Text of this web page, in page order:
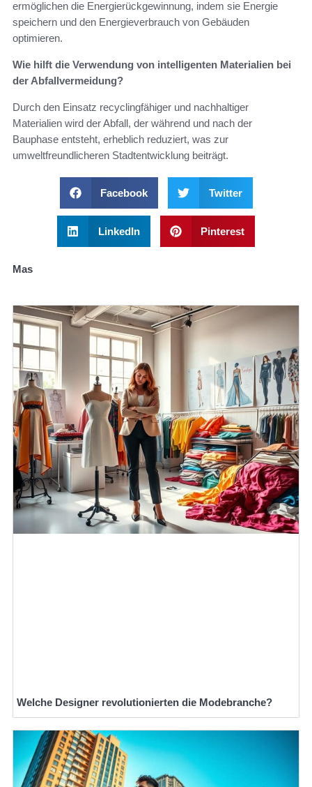
ermöglichen die Energierückgewinnung, indem sie Energie
speichern und den Energieverbrauch von Gebäuden
optimieren.
Wie hilft die Verwendung von intelligenten Materialien bei
der Abfallvermeidung?
Durch den Einsatz recyclingfähiger und nachhaltiger
Materialien wird der Abfall, der während und nach der
Bauphase entsteht, erheblich reduziert, was zur
umweltfreundlicheren Stadtentwicklung beiträgt.
Facebook Twitter
LinkedIn Pinterest
Mas
Welche Designer revolutionierten die Modebranche?